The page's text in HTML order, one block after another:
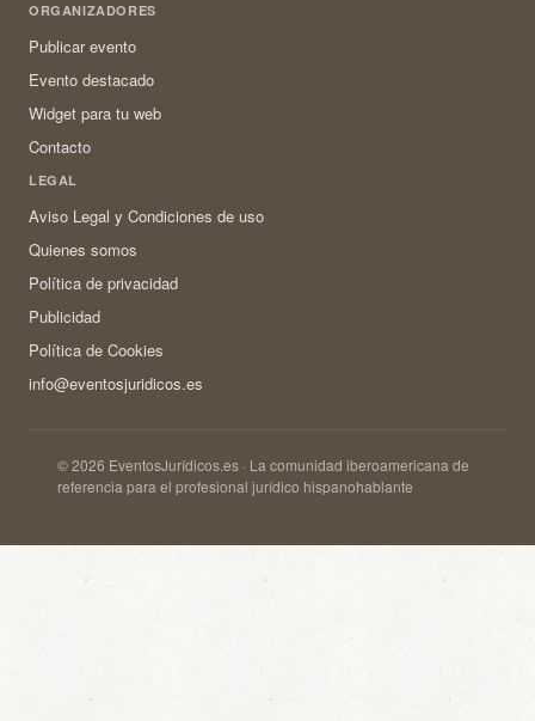
ORGANIZADORES
Publicar evento
Evento destacado
Widget para tu web
Contacto
LEGAL
Aviso Legal y Condiciones de uso
Quienes somos
Política de privacidad
Publicidad
Política de Cookies
info@eventosjuridicos.es
© 2026 EventosJurídicos.es · La comunidad iberoamericana de
referencia para el profesional jurídico hispanohablante